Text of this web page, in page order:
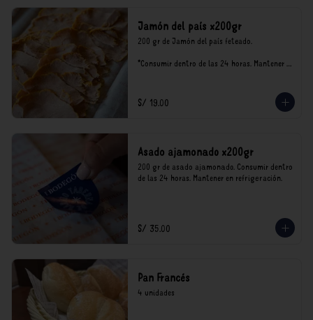
Jamón del país x200gr
200 gr de Jamón del país feteado.
*Consumir dentro de las 24 horas. Mantener
incluyen impuestos de ley y recargo al
consumo.
S/ 19.00
Asado ajamonado x200gr
200 gr de asado ajamonado. Consumir dentro
de las 24 horas. Mantener en refrigeración.
S/ 35.00
Pan Francés
4 unidades